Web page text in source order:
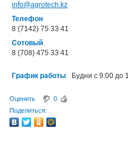
info@agrotech.kz
Телефон
8 (7142) 75 33 41
Сотовый
8 (708) 475 33 41
График работы Будни с 9:00 до
Оценить
0
Поделиться: